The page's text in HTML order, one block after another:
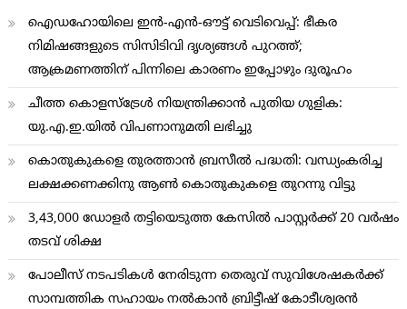
ഐഡഹോയിലെ ഇൻ-എൻ-ഔട്ട് വെടിവെപ്പ്: ഭീകര
നിമിഷങ്ങളുടെ സിസിടിവി ദൃശ്യങ്ങൾ പുറത്ത്;
ആക്രമണത്തിന് പിന്നിലെ കാരണം ഇപ്പോഴും ദുരൂഹം
ചീത്ത കൊളസ്ട്രേള്‍ നിയന്ത്രിക്കാന്‍ പുതിയ ഗുളിക:
യു.എ.ഇ.യില്‍ വിപണാനുമതി ലഭിച്ചു
കൊതുകുകളെ തുരത്താന്‍ ബ്രസീല്‍ പദ്ധതി: വന്ധ്യംകരിച്ച
ലക്ഷക്കണക്കിനു ആണ്‍ കൊതുകുകളെ തുറന്നു വിട്ടു
3,43,000 ഡോളര്‍ തട്ടിയെടുത്ത കേസില്‍ പാസ്റ്റര്‍ക്ക് 20 വര്‍ഷം
തടവ് ശിക്ഷ
പോലീസ് നടപടികള്‍ നേരിടുന്ന തെരുവ് സുവിശേഷകര്‍ക്ക്
സാമ്പത്തിക സഹായം നല്‍കാന്‍ ബ്രിട്ടീഷ് കോടീശ്വരന്‍